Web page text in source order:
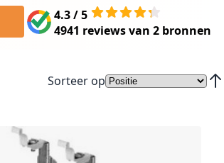
4.3 / 5
4941 reviewsvan 2 bronnen
Sorteer op